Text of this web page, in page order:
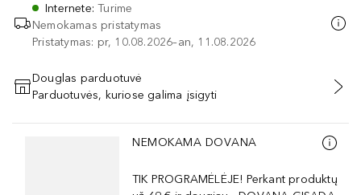
Internete:Turime
Nemokamas pristatymas
Pristatymas: pr, 10.08.2026–an, 11.08.2026
PRIDĖTI Į KREPŠELĮ
Douglas parduotuvė
Parduotuvės, kuriose galima įsigyti
Praleisti slankiklį
NEMOKAMA DOVANA
TIK PROGRAMĖLĖJE! Perkant produktų